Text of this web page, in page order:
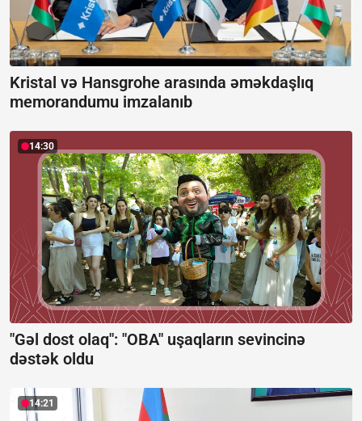
Kristal və Hansgrohe arasında əməkdaşlıq
memorandumu imzalanıb
14:30
"Gəl dost olaq": "OBA" uşaqların sevincinə
dəstək oldu
14:21